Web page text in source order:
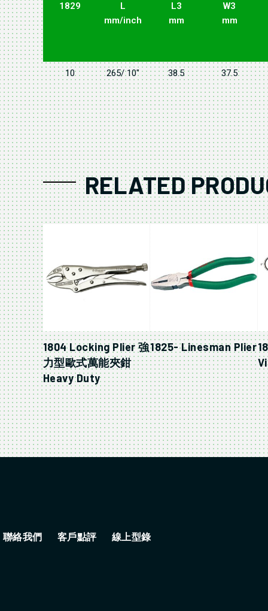
1829
L
mm/inch
L3
mm
W3
mm
10 265/ 10" 38.5 37.5
RELATED
1804 Locking Plier 強
力型歐式萬能夾鉗
Heavy Duty
1825- Linesman Plier
聯絡我們 客戶點評 線上型錄